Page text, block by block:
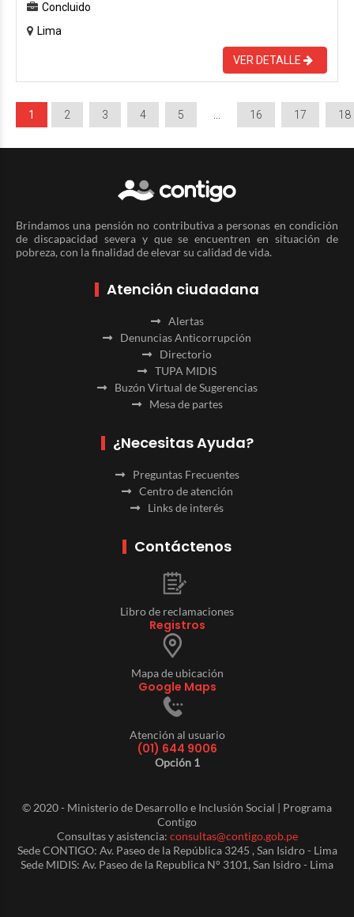
Concluido
Lima
VER DETALLE
1 2 3 4 5 16 17 18
Brindamos una pensión no contributiva a personas en condición
de discapacidad severa y que se encuentren en situación de
pobreza, con la finalidad de elevar su calidad de vida.
Atención ciudadana
Alertas
Denuncias Anticorrupción
Directorio
TUPA MIDIS
Buzón Virtual de Sugerencias
Mesa de partes
¿Necesitas Ayuda?
Preguntas Frecuentes
Centro de atención
Links de interés
Contáctenos
Libro de reclamaciones
Registros
Mapa de ubicación
Google Maps
Atención al usuario
(01) 644 9006
Opción 1
© 2020 - Ministerio de Desarrollo e Inclusión Social | Programa
Contigo
Consultas y asistencia: consultas@contigo.gob.pe
Sede CONTIGO: Av. Paseo de la República 3245 , San Isidro - Lima
Sede MIDIS: Av. Paseo de la Republica N° 3101, San Isidro - Lima